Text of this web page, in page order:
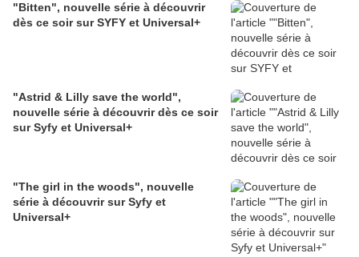
"Bitten", nouvelle série à découvrir
dès ce soir sur SYFY et Universal+
"Astrid & Lilly save the world",
nouvelle série à découvrir dès ce soir
sur Syfy et Universal+
"The girl in the woods", nouvelle
série à découvrir sur Syfy et
Universal+